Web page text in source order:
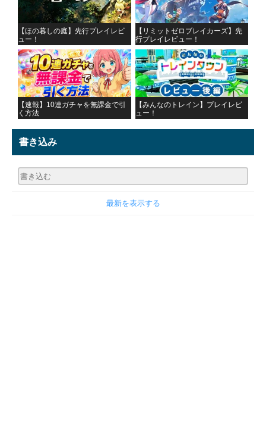
【ほの暮しの庭】先行プレイレビ
ュー！
【リミットゼロブレイカーズ】先
行プレイレビュー！
【速報】10連ガチャを無課金で引
く方法
【みんなのトレイン】プレイレビ
ュー！
書き込み
最新を表示する